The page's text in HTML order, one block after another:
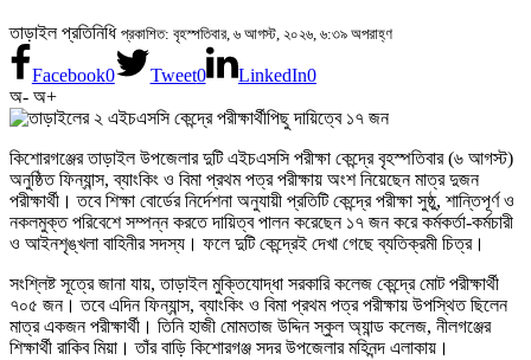
তাড়াইল প্রতিনিধি প্রকাশিত: বৃহস্পতিবার, ৬ আগস্ট, ২০২৬, ৬:৩৯ অপরাহ্ণ
Facebook0 Tweet0 LinkedIn0
অ- অ+
কিশোরগঞ্জের তাড়াইল উপজেলার দুটি এইচএসসি পরীক্ষা কেন্দ্রে বৃহস্পতিবার (৬ আগস্ট)
অনুষ্ঠিত ফিন্যান্স, ব্যাংকিং ও বিমা প্রথম পত্র পরীক্ষায় অংশ নিয়েছেন মাত্র দুজন
পরীক্ষার্থী। তবে শিক্ষা বোর্ডের নির্দেশনা অনুযায়ী প্রতিটি কেন্দ্রে পরীক্ষা সুষ্ঠু, শান্তিপূর্ণ ও
নকলমুক্ত পরিবেশে সম্পন্ন করতে দায়িত্ব পালন করেছেন ১৭ জন করে কর্মকর্তা-কর্মচারী
ও আইনশৃঙ্খলা বাহিনীর সদস্য। ফলে দুটি কেন্দ্রেই দেখা গেছে ব্যতিক্রমী চিত্র।
সংশ্লিষ্ট সূত্রে জানা যায়, তাড়াইল মুক্তিযোদ্ধা সরকারি কলেজ কেন্দ্রে মোট পরীক্ষার্থী
৭০৫ জন। তবে এদিন ফিন্যান্স, ব্যাংকিং ও বিমা প্রথম পত্র পরীক্ষায় উপস্থিত ছিলেন
মাত্র একজন পরীক্ষার্থী। তিনি হাজী মোমতাজ উদ্দিন স্কুল অ্যান্ড কলেজ, নীলগঞ্জের
শিক্ষার্থী রাকিব মিয়া। তাঁর বাড়ি কিশোরগঞ্জ সদর উপজেলার মহিনন্দ এলাকায়।